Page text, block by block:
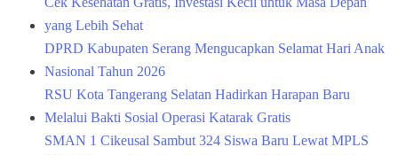
yang Lebih Sehat
DPRD Kabupaten Serang Mengucapkan Selamat Hari Anak
Nasional Tahun 2026
RSU Kota Tangerang Selatan Hadirkan Harapan Baru
Melalui Bakti Sosial Operasi Katarak Gratis
SMAN 1 Cikeusal Sambut 324 Siswa Baru Lewat MPLS